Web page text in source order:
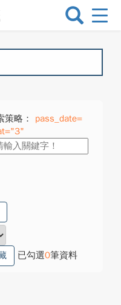
選
換
策略：
pass_date=
已勾選0筆資料